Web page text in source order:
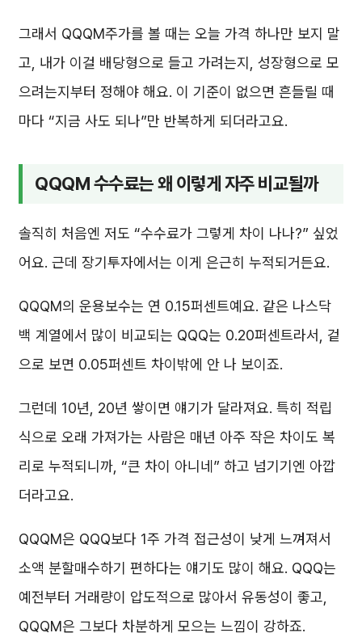
그래서 QQQM주가를 볼 때는 오늘 가격 하나만 보지 말
고, 내가 이걸 배당형으로 들고 가려는지, 성장형으로 모
으려는지부터 정해야 해요. 이 기준이 없으면 흔들릴 때
마다 “지금 사도 되나”만 반복하게 되더라고요.
QQQM 수수료는 왜 이렇게 자주 비교될까
솔직히 처음엔 저도 “수수료가 그렇게 차이 나나?” 싶었
어요. 근데 장기투자에서는 이게 은근히 누적되거든요.
QQQM의 운용보수는 연 0.15퍼센트예요. 같은 나스닥
백 계열에서 많이 비교되는 QQQ는 0.20퍼센트라서, 겉
으로 보면 0.05퍼센트 차이밖에 안 나 보이죠.
그런데 10년, 20년 쌓이면 얘기가 달라져요. 특히 적립
식으로 오래 가져가는 사람은 매년 아주 작은 차이도 복
리로 누적되니까, “큰 차이 아니네” 하고 넘기기엔 아깝
더라고요.
QQQM은 QQQ보다 1주 가격 접근성이 낮게 느껴져서
소액 분할매수하기 편하다는 얘기도 많이 해요. QQQ는
예전부터 거래량이 압도적으로 많아서 유동성이 좋고,
QQQM은 그보다 차분하게 모으는 느낌이 강하죠.